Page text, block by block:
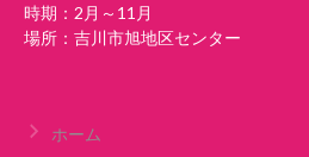
時期：2月～11月
場所：吉川市旭地区センター
ホーム